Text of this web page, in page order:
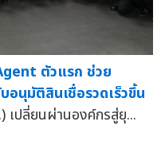
ตัวแรก ช่วย
อนุมัติสินเชื่อรวดเร็วขึ้น
เปลี่ยนผ่านองค์กรสู่ยุ...